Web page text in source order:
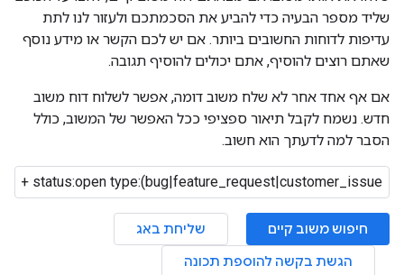
שליד מספר הבעיה כדי להביע את הסכמתכם ולעזור לנו לתת
עדיפות לדוחות החשובים ביותר. אם יש לכם הקשר או מידע נוסף
שאתם רוצים להוסיף, אתם יכולים להוסיף תגובה.
אם אף אחד אחר לא שלח משוב דומה, אפשר לשלוח דוח משוב
חדש. נשמח לקבל תיאור ספציפי ככל האפשר של המשוב, כולל
הסבר למה לדעתך הוא חשוב.
חיפוש משוב קיים
שליחת באג
הגשת בקשה להוספת תכונה